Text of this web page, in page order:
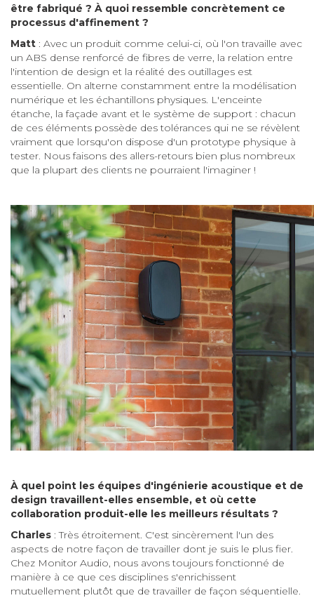
être fabriqué ? À quoi ressemble concrètement ce
processus d'affinement ?
Matt : Avec un produit comme celui-ci, où l'on travaille avec
un ABS dense renforcé de fibres de verre, la relation entre
l'intention de design et la réalité des outillages est
essentielle. On alterne constamment entre la modélisation
numérique et les échantillons physiques. L'enceinte
étanche, la façade avant et le système de support : chacun
de ces éléments possède des tolérances qui ne se révèlent
vraiment que lorsqu'on dispose d'un prototype physique à
tester. Nous faisons des allers-retours bien plus nombreux
que la plupart des clients ne pourraient l'imaginer !
À quel point les équipes d'ingénierie acoustique et de
design travaillent-elles ensemble, et où cette
collaboration produit-elle les meilleurs résultats ?
Charles : Très étroitement. C'est sincèrement l'un des
aspects de notre façon de travailler dont je suis le plus fier.
Chez Monitor Audio, nous avons toujours fonctionné de
manière à ce que ces disciplines s'enrichissent
mutuellement plutôt que de travailler de façon séquentielle.